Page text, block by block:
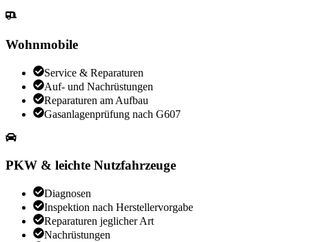
Wohnmobile
Service & Reparaturen
Auf- und Nachrüstungen
Reparaturen am Aufbau
Gasanlagenprüfung nach G607
PKW & leichte Nutzfahrzeuge
Diagnosen
Inspektion nach Herstellervorgabe
Reparaturen jeglicher Art
Nachrüstungen